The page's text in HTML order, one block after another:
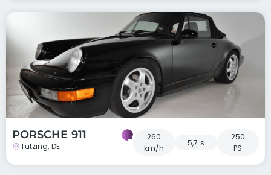
PORSCHE 911
Tutzing, DE
260
km/h
5,7 s
250
PS